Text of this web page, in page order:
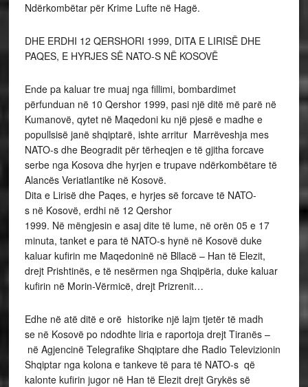
Ndërkombëtar për Krime Lufte në Hagë.
DHE ERDHI 12 QERSHORI 1999, DITA E LIRISË DHE
PAQES, E HYRJES SË NATO-S NË KOSOVË
Ende pa kaluar tre muaj nga fillimi, bombardimet
përfunduan në 10 Qershor 1999, pasi një ditë më parë në
Kumanovë, qytet në Maqedoni ku një pjesë e madhe e
popullsisë janë shqiptarë, ishte arritur Marrëveshja mes
NATO-s dhe Beogradit për tërheqjen e të gjitha forcave
serbe nga Kosova dhe hyrjen e trupave ndërkombëtare të
Alancës Veriatlantike në Kosovë.
Dita e Lirisë dhe Paqes, e hyrjes së forcave të NATO-
s në Kosovë, erdhi në 12 Qershor
1999. Në mëngjesin e asaj dite të lume, në orën 05 e 17
minuta, tanket e para të NATO-s hynë në Kosovë duke
kaluar kufirin me Maqedoninë në Bllacë – Han të Elezit,
drejt Prishtinës, e të nesërmen nga Shqipëria, duke kaluar
kufirin në Morin-Vërmicë, drejt Prizrenit…
Edhe në atë ditë e orë historike një lajm tjetër të madh
se në Kosovë po ndodhte liria e raportoja drejt Tiranës –
në Agjencinë Telegrafike Shqiptare dhe Radio Televizionin
Shqiptar nga kolona e tankeve të para të NATO-s që
kalonte kufirin jugor në Han të Elezit drejt Grykës së